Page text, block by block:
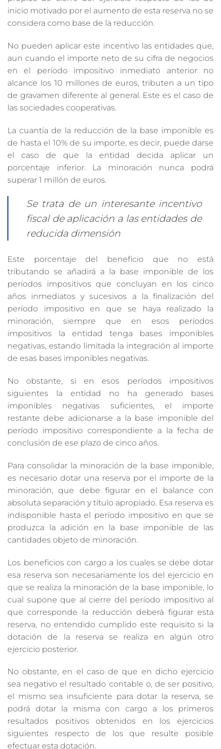
inicio motivado por el aumento de esta reserva no se
considera como base de la reducción.
No pueden aplicar este incentivo las entidades que,
aun cuando el importe neto de su cifra de negocios
en el período impositivo inmediato anterior no
alcance los 10 millones de euros, tributen a un tipo
de gravamen diferente al general. Este es el caso de
las sociedades cooperativas.
La cuantía de la reducción de la base imponible es
de hasta el 10% de su importe, es decir, puede darse
el caso de que la entidad decida aplicar un
porcentaje inferior. La minoración nunca podrá
superar 1 millón de euros.
Se trata de un interesante incentivo
fiscal de aplicación a las entidades de
reducida dimensión
Este porcentaje del beneficio que no está
tributando se añadirá a la base imponible de los
períodos impositivos que concluyan en los cinco
años inmediatos y sucesivos a la finalización del
período impositivo en que se haya realizado la
minoración, siempre que en esos períodos
impositivos la entidad tenga bases imponibles
negativas, estando limitada la integración al importe
de esas bases imponibles negativas.
No obstante, si en esos períodos impositivos
siguientes la entidad no ha generado bases
imponibles negativas suficientes, el importe
restante debe adicionarse a la base imponible del
período impositivo correspondiente a la fecha de
conclusión de ese plazo de cinco años.
Para consolidar la minoración de la base imponible,
es necesario dotar una reserva por el importe de la
minoración, que debe figurar en el balance con
absoluta separación y título apropiado. Esa reserva es
indisponible hasta el período impositivo en que se
produzca la adición en la base imponible de las
cantidades objeto de minoración.
Los beneficios con cargo a los cuales se debe dotar
esa reserva son necesariamente los del ejercicio en
que se realiza la minoración de la base imponible, lo
cual supone que al cierre del período impositivo al
que corresponde la reducción deberá figurar esta
reserva, no entendido cumplido este requisito si la
dotación de la reserva se realiza en algún otro
ejercicio posterior.
No obstante, en el caso de que en dicho ejercicio
sea negativo el resultado contable o, de ser positivo,
el mismo sea insuficiente para dotar la reserva, se
podrá dotar la misma con cargo a los primeros
resultados positivos obtenidos en los ejercicios
siguientes respecto de los que resulte posible
efectuar esta dotación.